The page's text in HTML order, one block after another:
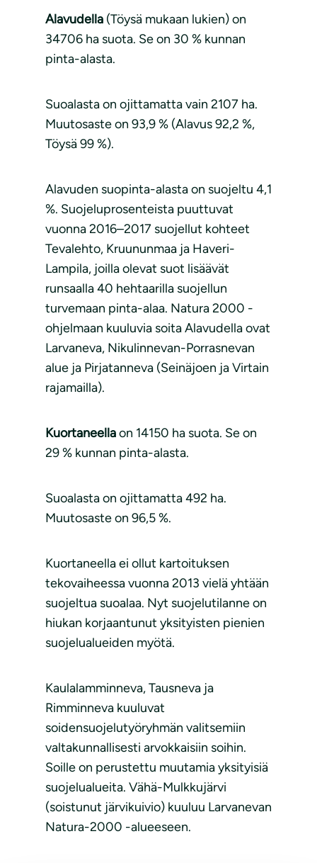
Alavudella (Töysä mukaan lukien) on
34706 ha suota. Se on 30 % kunnan
pinta-alasta.
Suoalasta on ojittamatta vain 2107 ha.
Muutosaste on 93,9 % (Alavus 92,2 %,
Töysä 99 %).
Alavuden suopinta-alasta on suojeltu 4,1
%. Suojeluprosenteista puuttuvat
vuonna 2016–2017 suojellut kohteet
Tevalehto, Kruununmaa ja Haveri-
Lampila, joilla olevat suot lisäävät
runsaalla 40 hehtaarilla suojellun
turvemaan pinta-alaa. Natura 2000 -
ohjelmaan kuuluvia soita Alavudella ovat
Larvaneva, Nikulinnevan-Porrasnevan
alue ja Pirjatanneva (Seinäjoen ja Virtain
rajamailla).
Kuortaneellaon 14150 ha suota. Se on
29 % kunnan pinta-alasta.
Suoalasta on ojittamatta 492 ha.
Muutosaste on 96,5 %.
Kuortaneella ei ollut kartoituksen
tekovaiheessa vuonna 2013 vielä yhtään
suojeltua suoalaa. Nyt suojelutilanne on
hiukan korjaantunut yksityisten pienien
suojelualueiden myötä.
Kaulalamminneva, Tausneva ja
Rimminneva kuuluvat
soidensuojelutyöryhmän valitsemiin
valtakunnallisesti arvokkaisiin soihin.
Soille on perustettu muutamia yksityisiä
suojelualueita. Vähä-Mulkkujärvi
(soistunut järvikuivio) kuuluu Larvanevan
Natura-2000 -alueeseen.